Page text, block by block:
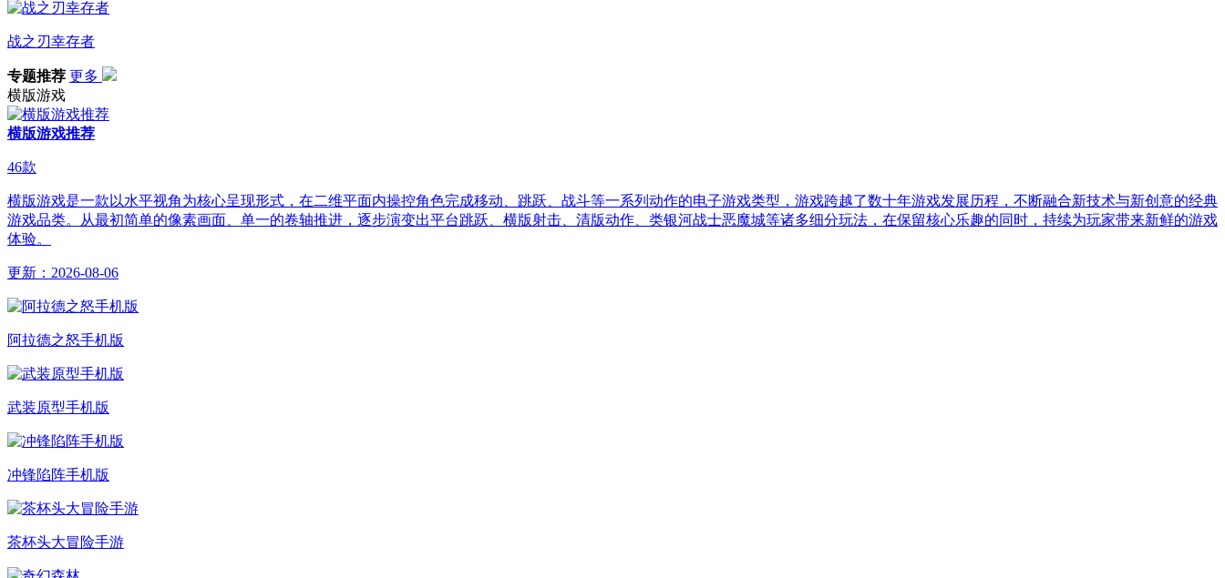
战之刃幸存者
专题推荐 更多
横版游戏
横版游戏推荐
46款
横版游戏是一款以水平视角为核心呈现形式，在二维平面内操控角色完成移动、跳跃、战斗等一系列动作的电子游戏类型，游戏跨越了数十年游戏发展历程，不断融合新技术与新创意的经典
游戏品类。从最初简单的像素画面、单一的卷轴推进，逐步演变出平台跳跃、横版射击、清版动作、类银河战士恶魔城等诸多细分玩法，在保留核心乐趣的同时，持续为玩家带来新鲜的游戏
体验。
更新： 2026-08-06
阿拉德之怒手机版
武装原型手机版
冲锋陷阵手机版
茶杯头大冒险手游